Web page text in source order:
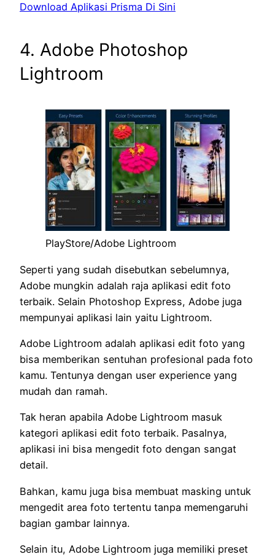
Download Aplikasi Prisma Di Sini
4. Adobe Photoshop
Lightroom
PlayStore/Adobe Lightroom
Seperti yang sudah disebutkan sebelumnya,
Adobe mungkin adalah raja aplikasi edit foto
terbaik. Selain Photoshop Express, Adobe juga
mempunyai aplikasi lain yaitu Lightroom.
Adobe Lightroom adalah aplikasi edit foto yang
bisa memberikan sentuhan profesional pada foto
kamu. Tentunya dengan user experience yang
mudah dan ramah.
Tak heran apabila Adobe Lightroom masuk
kategori aplikasi edit foto terbaik. Pasalnya,
aplikasi ini bisa mengedit foto dengan sangat
detail.
Bahkan, kamu juga bisa membuat masking untuk
mengedit area foto tertentu tanpa memengaruhi
bagian gambar lainnya.
Selain itu, Adobe Lightroom juga memiliki preset